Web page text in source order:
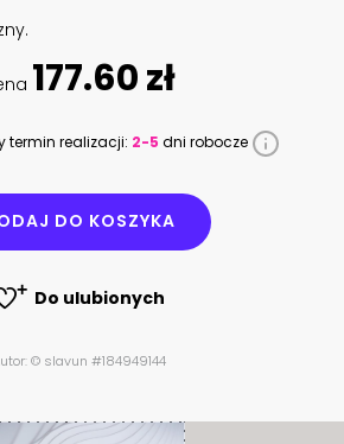
177.60 zł
termin realizacji: 2-5 dni robocze
DO KOSZYKA
Do ulubionych
© slavun #184949144